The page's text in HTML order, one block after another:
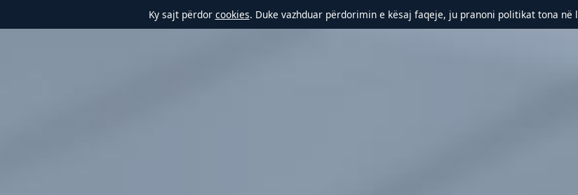
Ky sajt përdor cookies. Duke vazhduar përdorimin e kësaj faqeje, ju pranoni politikat tona